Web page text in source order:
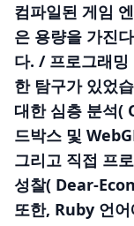
컴파일된 게임
은 용량을 가진
다. / 프로그래밍
한 탐구가 있었
대한 심층 분석(
드박스 및
그리고 직접 프
성찰( Dear-
또한, Ruby 언